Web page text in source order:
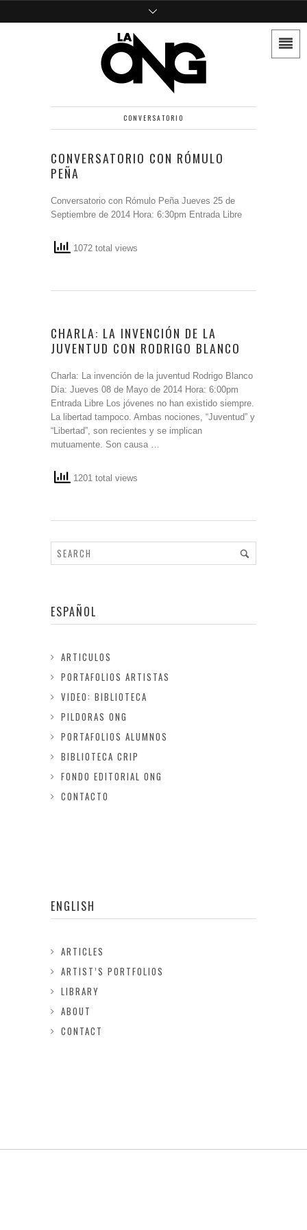
CONVERSATORIO
CONVERSATORIO CON RÓMULO
PEÑA
Conversatorio con Rómulo Peña Jueves 25 de
Septiembre de 2014 Hora: 6:30pm Entrada Libre
1072 total views
CHARLA: LA INVENCIÓN DE LA
JUVENTUD CON RODRIGO BLANCO
Charla: La invención de la juventud Rodrigo Blanco
Día: Jueves 08 de Mayo de 2014 Hora: 6:00pm
Entrada Libre Los jóvenes no han existido siempre.
La libertad tampoco. Ambas nociones, “Juventud” y
“Libertad”, son recientes y se implican
mutuamente. Son causa …
1201 total views
ESPAÑOL
ARTICULOS
PORTAFOLIOS ARTISTAS
VIDEO: BIBLIOTECA
PILDORAS ONG
PORTAFOLIOS ALUMNOS
BIBLIOTECA CRIP
FONDO EDITORIAL ONG
CONTACTO
ENGLISH
ARTICLES
ARTIST’S PORTFOLIOS
LIBRARY
ABOUT
CONTACT